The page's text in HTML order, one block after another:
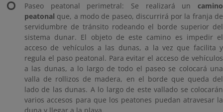
Paseo peatonal perimetral: Se realizará un camino
peatonal que, a modo de paseo, discurrirá por la franja de
servidumbre de tránsito rodeando el borde superior del
sistema dunar. El objeto de este camino es impedir el
acceso de vehículos a las dunas, a la vez que facilita y
regula el paso peatonal. Para evitar el acceso de vehículos
a las dunas, a lo largo de todo el paseo se colocará una
valla de rollizos de madera, en el borde que queda del
lado de las dunas. A lo largo de este vallado se colocarán
varios accesos para que los peatones puedan atravesar la
duna y llegar a la playa.